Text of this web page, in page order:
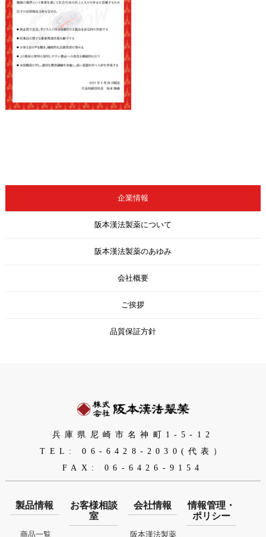
企業情報
阪本漢法製薬について
阪本漢法製薬のあゆみ
会社概要
ご挨拶
品質保証方針
兵庫県尼崎市名神町1-5-12
TEL: 06-6428-2030(代表）
FAX: 06-6426-9154
製品情報
商品一覧
お客様相談
室
会社情報
阪本漢法製薬
情報管理・
ポリシー